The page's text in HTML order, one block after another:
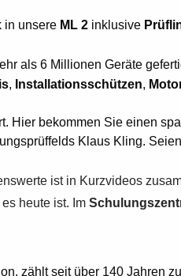
in unsere ML 2 inklusive
als 6 Millionen Geräte
, Installationsschützen,
Hier bekommen Sie einen
Klaus Kling.
ist in Kurzvideos
heute ist. Im
zählt seit über 140 Jahren